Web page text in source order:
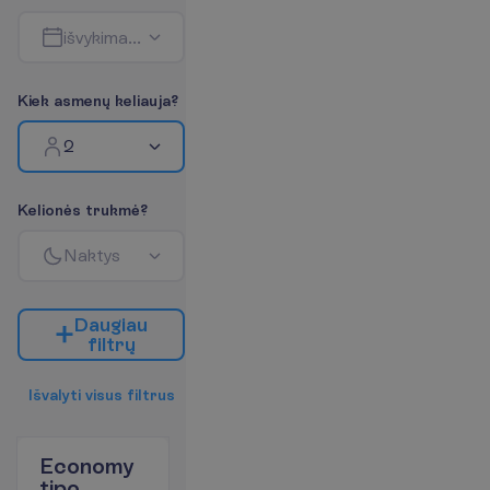
išvykimas g
Kiek asmenų keliauja?
2
Kelionės trukmė?
Naktys
Daugiau
filtrų
Išvalyti visus filtrus
Economy